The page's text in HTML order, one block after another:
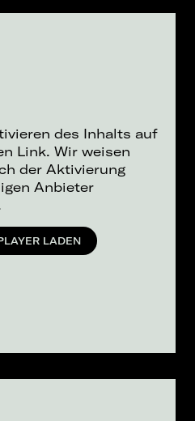
des Inhalts auf
Link. Wir weisen
der Aktivierung
Anbieter
LADEN